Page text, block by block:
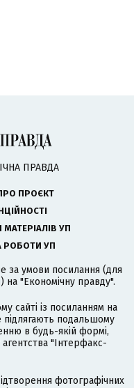
ПРАВДА
ПРОЄКТ
УП
РОБОТИ УП
за умови посилання (для
на "Економічну правду".
сайті із посиланням на
підлягають подальшому
в будь-якій формі,
"Інтерфакс-
фотографічних